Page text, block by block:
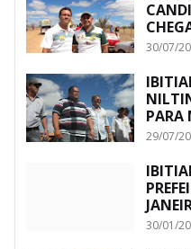
30/07/
PARA
29/07/
30/01/